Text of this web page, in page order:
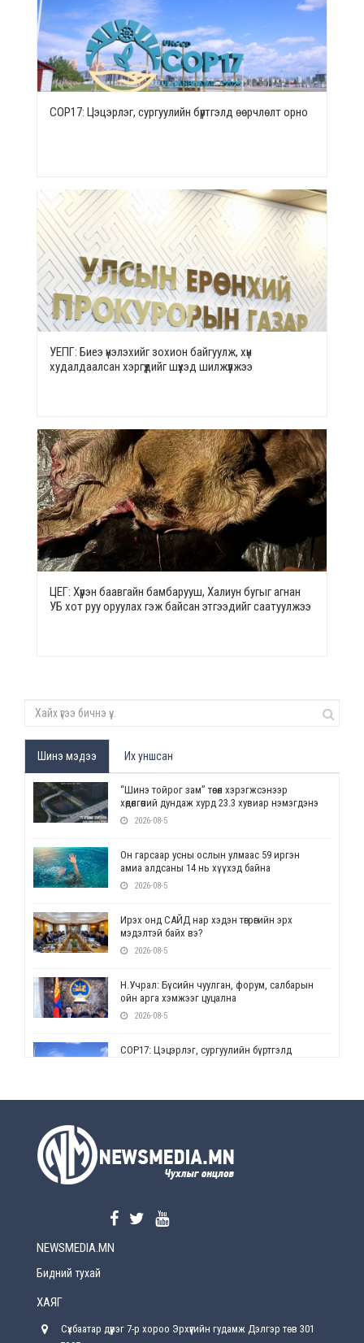
СОР17: Цэцэрлэг, сургуулийн бүртгэлд өөрчлөлт орно
УЕПГ: Биеэ үнэлэхийг зохион байгуулж, хүн
худалдаалсан хэргүүдийг шүүхэд шилжүүлжээ
ЦЕГ: Хүрэн баавгайн бамбарууш, Халиун бугыг агнан
УБ хот руу оруулах гэж байсан этгээдийг саатуулжээ
Шинэ мэдээ Их уншсан
“Шинэ тойрог зам” төсөл хэрэгжсэнээр
хөдөлгөөний дундаж хурд 23.3 хувиар нэмэгдэнэ
2026-08-5
Он гарсаар усны ослын улмаас 59 иргэн
амиа алдсаны 14 нь хүүхэд байна
2026-08-5
Ирэх онд САЙД нар хэдэн төгрөгийн эрх
мэдэлтэй байх вэ?
2026-08-5
Н.Учрал: Бүсийн чуулган, форум, салбарын
ойн арга хэмжээг цуцална
2026-08-5
СОР17: Цэцэрлэг, сургуулийн бүртгэлд
2026-08-5
2026-08-5
хүрсэн өгөөжөөрөө ажлаа үнэлж, хэрэгжилтээ
NEWSMEDIA.MN
Бидний тухай
ХАЯГ
Сүхбаатар дүүрэг 7-р хороо Эрхүүгийн гудамж Дэлгэр төв 301